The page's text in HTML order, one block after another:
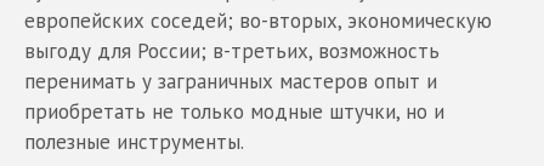
европейских соседей; во-вторых, экономическую
выгоду для России; в-третьих, возможность
перенимать у заграничных мастеров опыт и
приобретать не только модные штучки, но и
полезные инструменты.